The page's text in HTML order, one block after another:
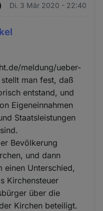
Di. 3 Mär 2020 - 22:40
meldung/ueber-
man fest, daß
entstand, und
Eigeneinnahmen
Staatsleistungen
Bevölkerung
und dann
einen Unterschied,
Kirchensteuer
über die
Kirchen beteiligt.